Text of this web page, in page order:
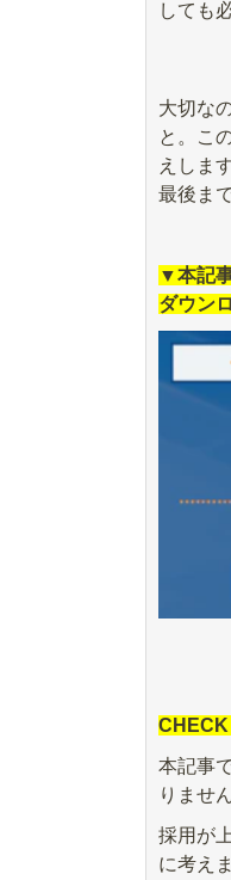
しても
大切な
と。こ
えしま
最後ま
▼本記
ダウン
CHECK
本記事
りませ
採用が
に考え